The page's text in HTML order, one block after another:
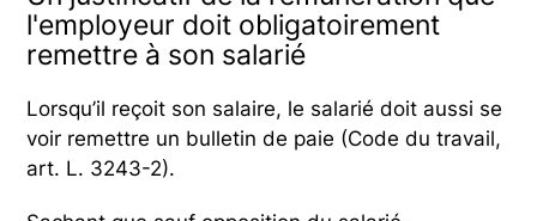
l'employeur doit obligatoirement
remettre à son salarié
Lorsqu’il reçoit son salaire, le salarié doit aussi se
voir remettre un bulletin de paie (Code du travail,
art. L. 3243-2).